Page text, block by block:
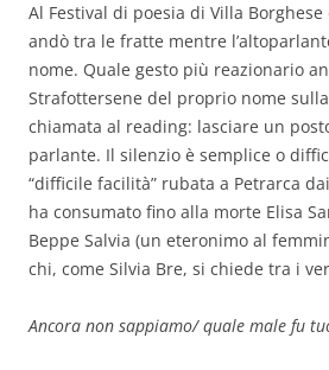
Al Festival di poesia di Villa Borghese
andò tra le fratte mentre
nome. Quale gesto più reazionario
Strafottersene del proprio nome
chiamata al reading: lasciare un
parlante. Il silenzio è semplice o
“difficile facilità” rubata a Petrarca
ha consumato fino alla morte Elisa
Beppe Salvia (un eteronimo al
chi, come Silvia Bre, si chiede tra i
Ancora non sappiamo/ quale male fu